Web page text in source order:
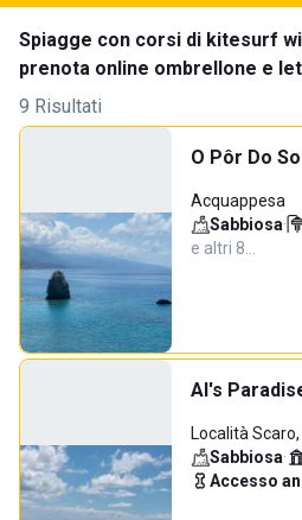
Spiagge con corsi di kitesurf
prenota online ombrellone e
9 Risultati
O Pôr Do
Acquappesa
Sabbiosa·
e altri 8…
Al's
Località
Sabbiosa·
Accesso